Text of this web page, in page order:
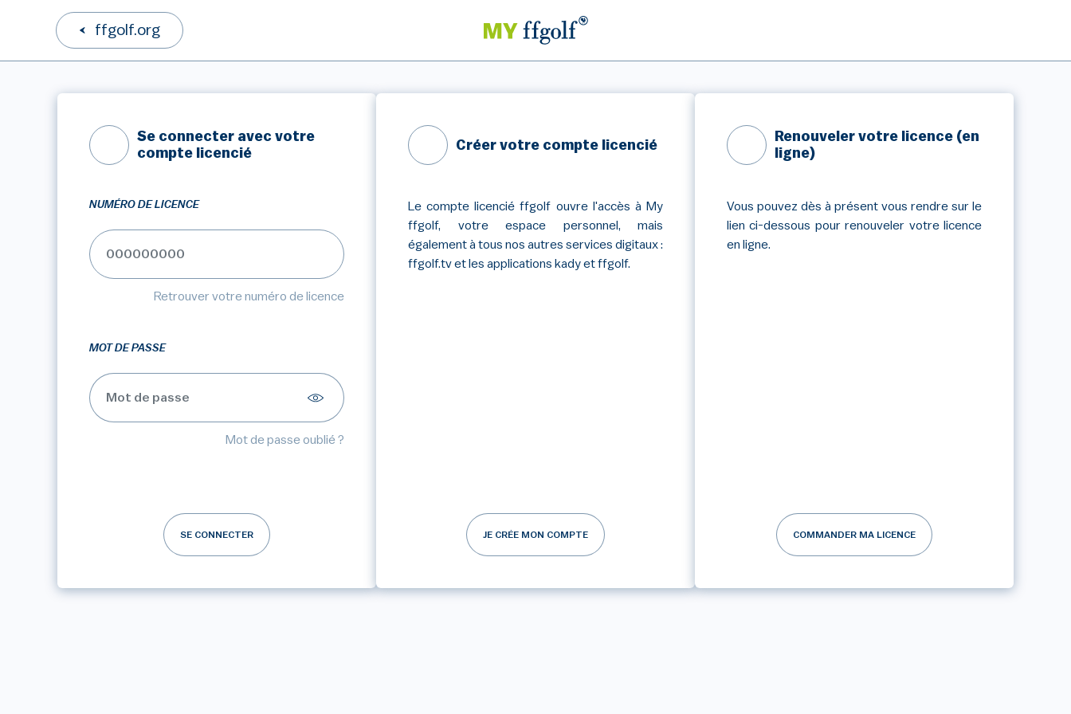
ffgolf.org
Se connecter avec votre
compte licencié
NUMÉRO DE LICENCE
Retrouver votre numéro de licence
MOT DE PASSE
Mot de passe oublié ?
SE CONNECTER
Créer votre compte licencié
Le compte licencié ffgolf ouvre l'accès à My
ffgolf, votre espace personnel, mais
également à tous nos autres services digitaux :
ffgolf.tv et les applications kady et ffgolf.
JE CRÉE MON COMPTE
Renouveler votre licence (en
ligne)
Vous pouvez dès à présent vous rendre sur le
lien ci-dessous pour renouveler votre licence
en ligne.
COMMANDER MA LICENCE